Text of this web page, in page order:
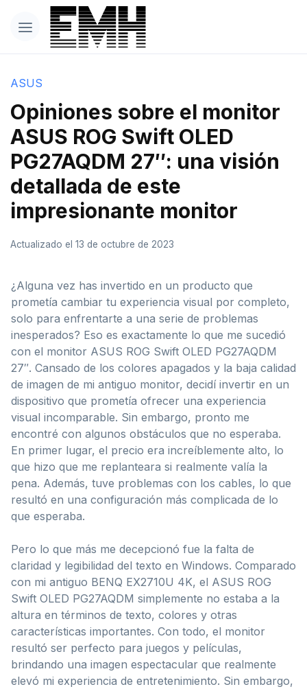
ASUS
Opiniones sobre el monitor
ASUS ROG Swift OLED
PG27AQDM 27″: una visión
detallada de este
impresionante monitor
Actualizado el 13 de octubre de 2023
¿Alguna vez has invertido en un producto que
prometía cambiar tu experiencia visual por completo,
solo para enfrentarte a una serie de problemas
inesperados? Eso es exactamente lo que me sucedió
con el monitor ASUS ROG Swift OLED PG27AQDM
27″. Cansado de los colores apagados y la baja calidad
de imagen de mi antiguo monitor, decidí invertir en un
dispositivo que prometía ofrecer una experiencia
visual incomparable. Sin embargo, pronto me
encontré con algunos obstáculos que no esperaba.
En primer lugar, el precio era increíblemente alto, lo
que hizo que me replanteara si realmente valía la
pena. Además, tuve problemas con los cables, lo que
resultó en una configuración más complicada de lo
que esperaba.
Pero lo que más me decepcionó fue la falta de
claridad y legibilidad del texto en Windows. Comparado
con mi antiguo BENQ EX2710U 4K, el ASUS ROG
Swift OLED PG27AQDM simplemente no estaba a la
altura en términos de texto, colores y otras
características importantes. Con todo, el monitor
resultó ser perfecto para juegos y películas,
brindando una imagen espectacular que realmente
elevó mi experiencia de entretenimiento. Sin embargo,